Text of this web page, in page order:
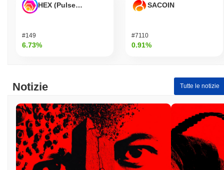
HEX (Pulsechain)
#149
6.73%
SACOIN
#7110
0.91%
Notizie Tutte le notizie